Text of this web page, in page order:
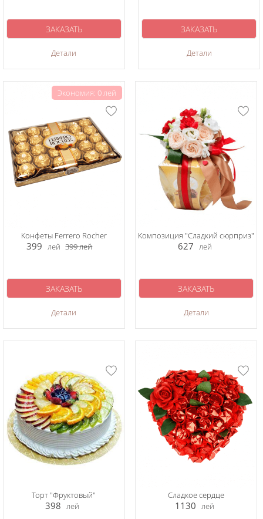
Детали
ЗАКАЗАТЬ
Детали
ЗАКАЗАТЬ
Экономия: 0 лей
Конфеты Ferrero Rocher
399 лей 399лей
Детали
ЗАКАЗАТЬ
Композиция "Сладкий сюрприз"
627 лей
Детали
ЗАКАЗАТЬ
Торт "Фруктовый"
398 лей
Сладкое сердце
1130 лей